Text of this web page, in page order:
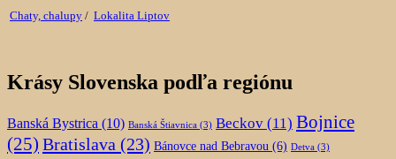
Chaty, chalupy / Lokalita Liptov
Krásy Slovenska podľa regiónu
Banská Bystrica (10) Banská Štiavnica (3) Beckov (11) Bojnice
(25) Bratislava (23) Bánovce nad Bebravou (6) Detva (3)